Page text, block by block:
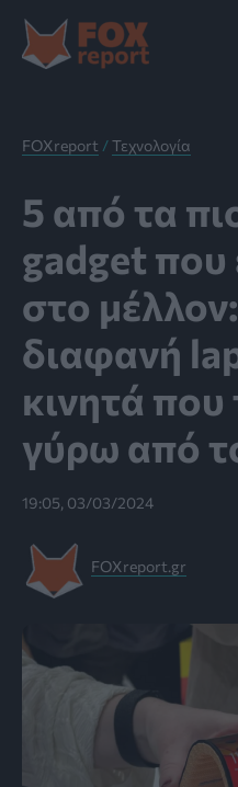
στο
περιεχόμενο
FOXreport /Τεχνολογία
5 από τα
gadget που
στο
διαφανή
κινητά που
γύρω από
19:05, 03/03/2024
FOXreport.gr